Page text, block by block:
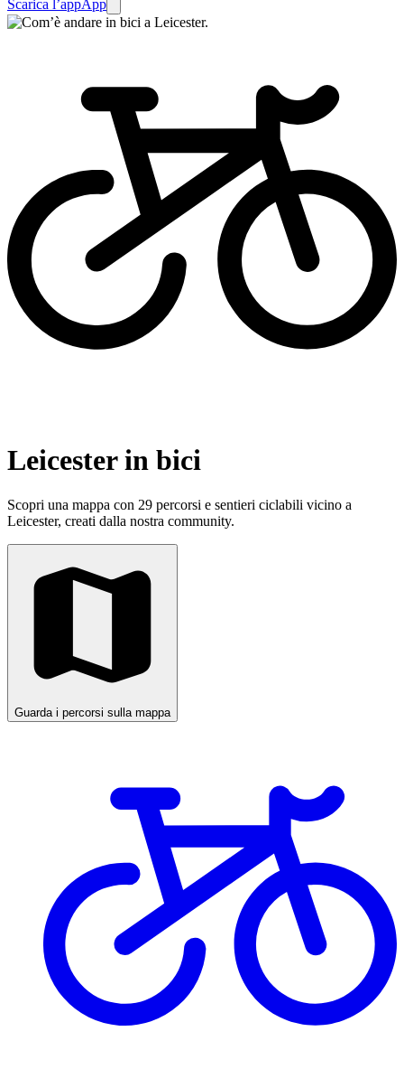
Scarica l’appApp
Leicester in bici
Scopri una mappa con 29 percorsi e sentieri ciclabili vicino a
Leicester, creati dalla nostra community.
Guarda i percorsi sulla mappa